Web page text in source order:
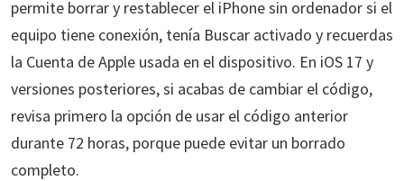
permite borrar y restablecer el iPhone sin ordenador si el
equipo tiene conexión, tenía Buscar activado y recuerdas
la Cuenta de Apple usada en el dispositivo. En iOS 17 y
versiones posteriores, si acabas de cambiar el código,
revisa primero la opción de usar el código anterior
durante 72 horas, porque puede evitar un borrado
completo.